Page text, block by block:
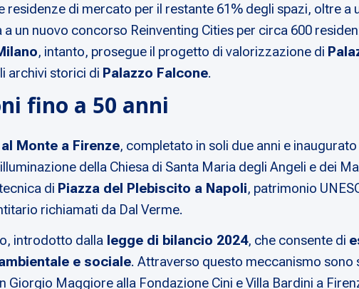
di mercato per il restante 61% degli spazi, oltre
un nuovo concorso Reinventing Cities per circa 600
, intanto, prosegue il progetto di valorizzazione di
archivi storici di Palazzo Falcone.
fino a 50 anni
Monte a Firenze, completato in soli due anni e
della Chiesa di Santa Maria degli Angeli e dei
di Piazza del Plebiscito a Napoli, patrimonio
richiamati da Dal Verme.
introdotto dalla legge di bilancio 2024, che consente di
e sociale. Attraverso questo meccanismo sono
Giorgio Maggiore alla Fondazione Cini e Villa Bardini a